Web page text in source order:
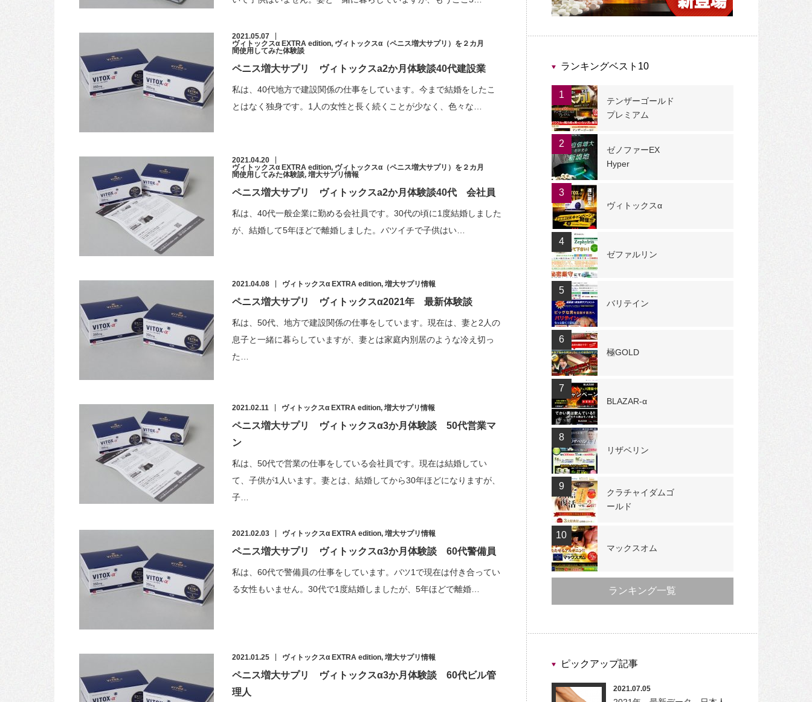
2021.05.07
ヴィトックスα EXTRA edition, ヴィトックスα（ペニス増大サプリ）を２カ月
間使用してみた体験談
ペニス増大サプリ ヴィトックスa2か月体験談40代建設業
私は、40代地方で建設関係の仕事をしています。今まで結婚をしたこ
とはなく独身です。1人の女性と長く続くことが少なく、色々な…
2021.04.20
ヴィトックスα EXTRA edition, ヴィトックスα（ペニス増大サプリ）を２カ月
間使用してみた体験談, 増大サプリ情報
ペニス増大サプリ ヴィトックスa2か月体験談40代 会社員
私は、40代一般企業に勤める会社員です。30代の頃に1度結婚しました
が、結婚して5年ほどで離婚しました。バツイチで子供はい…
2021.04.08 ヴィトックスα EXTRA edition, 増大サプリ情報
ペニス増大サプリ ヴィトックスα2021年 最新体験談
私は、50代、地方で建設関係の仕事をしています。現在は、妻と2人の
息子と一緒に暮らしていますが、妻とは家庭内別居のような冷え切っ
た…
2021.02.11 ヴィトックスα EXTRA edition, 増大サプリ情報
ペニス増大サプリ ヴィトックスα3か月体験談 50代営業マ
ン
私は、50代で営業の仕事をしている会社員です。現在は結婚してい
て、子供が1人います。妻とは、結婚してから30年ほどになりますが、
子…
2021.02.03 ヴィトックスα EXTRA edition, 増大サプリ情報
ペニス増大サプリ ヴィトックスα3か月体験談 60代警備員
私は、60代で警備員の仕事をしています。バツ1で現在は付き合ってい
る女性もいません。30代で1度結婚しましたが、5年ほどで離婚…
2021.01.25 ヴィトックスα EXTRA edition, 増大サプリ情報
ペニス増大サプリ ヴィトックスα3か月体験談 60代ビル管
理人
ランキングベスト10
1
テンザーゴールド
プレミアム
2
ゼノファーEX
Hyper
3
ヴィトックスα
4
ゼファルリン
5
バリテイン
6
極GOLD
7
BLAZAR-α
8
リザベリン
9
クラチャイダムゴ
ールド
10
マックスオム
ランキング一覧
ピックアップ記事
2021.07.05